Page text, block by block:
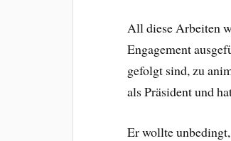
All diese Arbeiten
Engagement
gefolgt sind, zu
als Präsident und
Er wollte